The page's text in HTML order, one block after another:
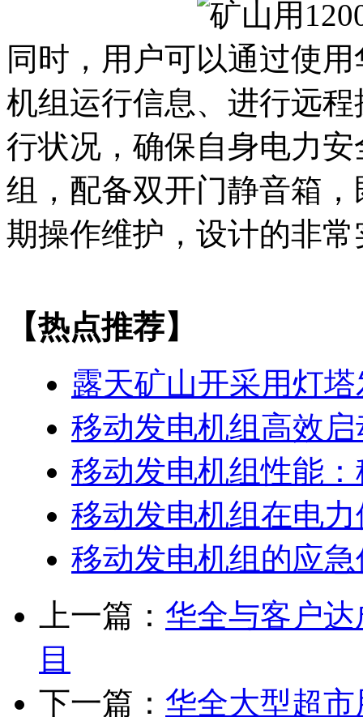
同时，用户可以通过使
机组运行信息、进行远
行状况，确保自身电力
组，配备双开门静音箱
期操作维护，设计的非
【热点推荐】
露天矿山开采用灯
移动发电机组高效
移动发电机组性能
移动发电机组在电
移动发电机组的应
上一篇： 华全与客户
目
下一篇： 华全大型超